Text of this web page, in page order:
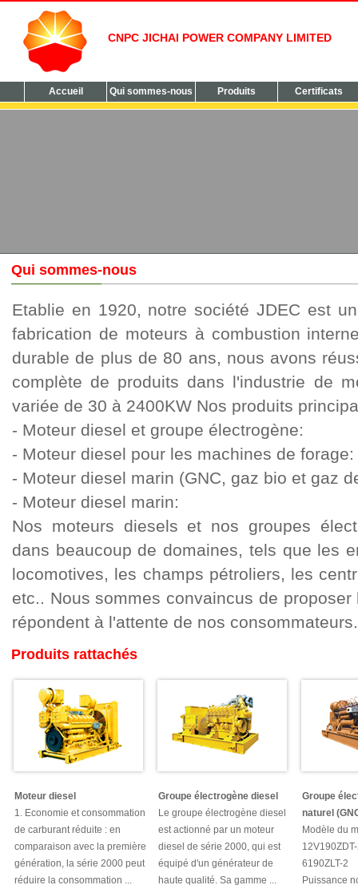
CNPC JICHAI POWER COMPANY LIMITED
Accueil Qui sommes-nous Produits Certificats
Qui sommes-nous
Etablie en 1920, notre société JDEC est
fabrication de moteurs à combustion
durable de plus de 80 ans, nous avons
complète de produits dans l'industrie de
variée de 30 à 2400KW Nos produits
- Moteur diesel et groupe électrogène:
- Moteur diesel pour les machines de forage:
- Moteur diesel marin (GNC, gaz bio et gaz
- Moteur diesel marin:
Nos moteurs diesels et nos groupes
dans beaucoup de domaines, tels que les
locomotives, les champs pétroliers, les
etc.. Nous sommes convaincus de
répondent à l'attente de nos
Produits rattachés
Moteur diesel
1. Economie et consommation
de carburant réduite : en
comparaison avec la première
génération, la série 2000 peut
réduire la consommation ...
Groupe électrogène diesel
Le groupe électrogène diesel
est actionné par un moteur
diesel de série 2000, qui est
équipé d'un générateur de
haute qualité. Sa gamme ...
Groupe
naturel
Modèle du
6190ZLT-2
Puissance